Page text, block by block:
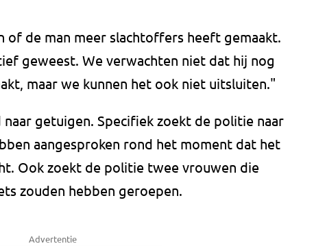
of de man meer slachtoffers heeft gemaakt.
geweest. We verwachten niet dat hij nog
maar we kunnen het ook niet uitsluiten."
getuigen. Specifiek zoekt de politie naar
aangesproken rond het moment dat het
Ook zoekt de politie twee vrouwen die
zouden hebben geroepen.
Advertentie